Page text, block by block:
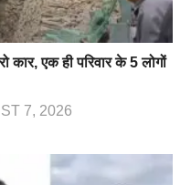
कार, एक ही परिवार के 5 लोगों
7, 2026